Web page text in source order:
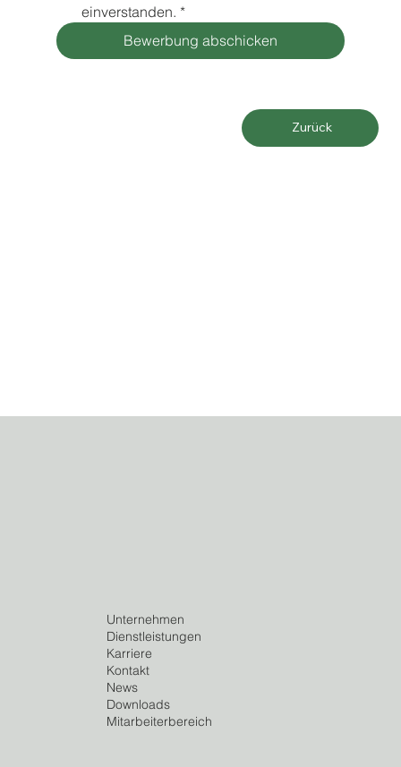
einverstanden. *
Bewerbung abschicken
Zurück
Unternehmen
Dienstleistungen
Karriere
Kontakt
News
Downloads
Mitarbeiterbereich